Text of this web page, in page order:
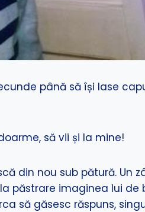
până să își lase
să vii și la mine!
din nou sub pătură. Un
păstrare imaginea lui de
să găsesc răspuns,